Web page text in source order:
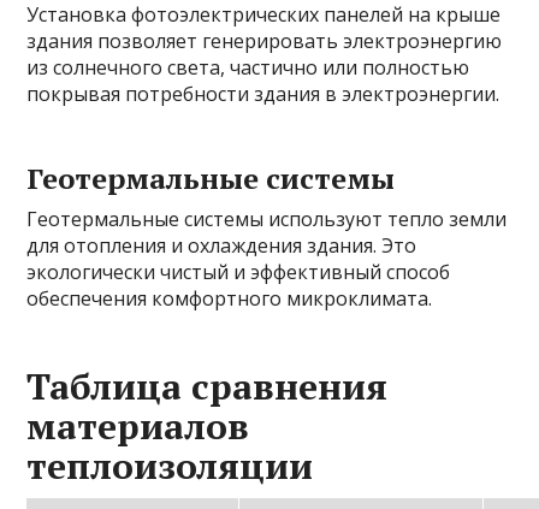
Установка фотоэлектрических панелей на крыше
здания позволяет генерировать электроэнергию
из солнечного света, частично или полностью
покрывая потребности здания в электроэнергии.
Геотермальные системы
Геотермальные системы используют тепло земли
для отопления и охлаждения здания. Это
экологически чистый и эффективный способ
обеспечения комфортного микроклимата.
Таблица сравнения
материалов
теплоизоляции